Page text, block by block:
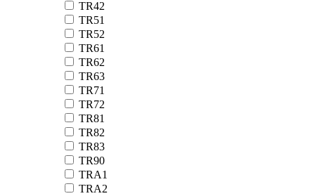
TR42
TR51
TR52
TR61
TR62
TR63
TR71
TR72
TR81
TR82
TR83
TR90
TRA1
TRA2